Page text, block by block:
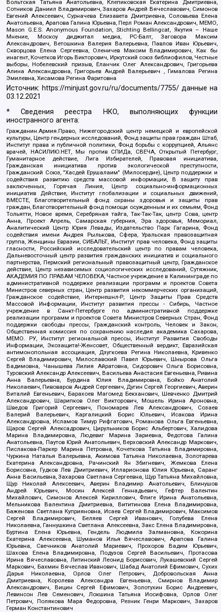
Вольтская Татьяна Анатольевна, Клепиковская Екатерина Дмитриевна,
Сотников Даниил Владимирович, Захаров Андрей Вячеславович, Симонов
Евгений Алексеевич, Сурначева Елизавета Дмитриевна, Соловьева Елена
Анатольевна, Арапова Галина Юрьевна, Перл Роман Александрович, МЕМО,
Mason G.E.S. Anonymous Foundation, Stichting Bellingcat, Якутия – Наше
Мнение, Москоу диджитал медиа, РС-Балт, Заговора Максим
Александрович, Ветошкина Валерия Валерьевна, Павлов Иван Юрьевич,
Скворцова Елена Сергеевна, Оленичев Максим Владимирович, Как бы
инагент, Кочетков Игорь Викторович, Иркутский союз библиофилов, Честные
выборы, Нобелевский призыв, Еланчик Олег Александрович, Григорьева
Алина Александровна, Григорьев Андрей Валерьевич , Гималова Регина
Эмилевна, Хисамова Регина Фаритовна
Источник: https://minjust.gov.ru/ru/documents/7755/ данные на
03.12.2021
* Сведения реестра НКО, выполняющих функции
иностранного агента:
Гражданин.Армия.Право, Нижегородский центр немецкой и европейской
культуры, Центр гендерных исследований, Фонд защиты прав граждан Штаб,
Институт права и публичной политики, Фонд борьбы с коррупцией, Альянс
врачей, НАСИЛИЮ.НЕТ, Мы против СПИДа, СВЕЧА, Открытый Петербург,
Гуманитарное действие, Лига Избирателей, Правовая инициатива,
Гражданская инициатива против экологической преступности,
Гражданский Союз, "Хасдей Ерушалаим" (Милосердие), Центр поддержки и
содействия развитию средств массовой информации, В защиту прав
заключенных, Горячая Линия, Центр социально-информационных
инициатив Действие, Институт глобализации и социальных движений,
ВМЕСТЕ, Благотворительный фонд охраны здоровья и защиты прав
граждан, Благотворительный фонд помощи осужденным и их семьям, Фонд
Тольятти, Новое время, Серебряная тайга, Так-Так-Так, центр Сова, центр
Анна, Проект Апрель, Самарская губерния, Эра здоровья, Мемориал,
Аналитический Центр Юрия Левады, Издательство Парк Гагарина, Фонд
содействия имени Андрея Рылькова, Сфера, Уральская правозащитная
группа, Женщины Евразии, СИБАЛЬТ, Институт прав человека, Фонд защиты
гласности, Российский исследовательский центр по правам человека,
Дальневосточный центр развития гражданских инициатив и социального
партнерства, Пермский региональный правозащитный центр, Гражданское
действие, Центр независимых социологических исследований, Сутяжник,
АКАДЕМИЯ ПО ПРАВАМ ЧЕЛОВЕКА, Частное учреждение в Калининграде по
административной поддержке реализации программ и проектов Совета
Министров северных стран, Центр развития некоммерческих организаций,
Гражданское содействие, Интернешнл-Р, Центр Защиты Прав Средств
Массовой Информации, Институт развития прессы - Сибирь, Частное
учреждение в Санкт-Петербурге по административной поддержке
реализации программ и проектов Совета Министров Северных Стран, Фонд
поддержки свободы прессы, Гражданский контроль, Человек и Закон,
Общественная комиссия по сохранению наследия академика Сахарова,
МЕМО. РУ, Институт региональной прессы, Институт Развития Свободы
Информации, Экозащита!-Женсовет, Общественный вердикт, Евразийская
антимонопольная ассоциация, Дзугкоева Регина Николаевна, Кривенко
Сергей Владимирович, Милославский Павел Юрьевич, Шнырова Ольга
Вадимовна, Чанышева Лилия Айратовна, Сидорович Ольга Борисовна,
Туровский Александр Алексеевич, Васильева Анастасия Евгеньевна, Ривина
Анна Валерьевна, Бурдина Юлия Владимировна, Бойко Анатолий
Николаевич, Пивоваров Андрей Сергеевич, Дугин Сергей Георгиевич, Аверин
Виталий Евгеньевич, Барахоев Магомед Бекханович, Шевченко Дмитрий
Александрович, Шарипков Олег Викторович, Мошель Ирина Ароновна,
Шведов Григорий Сергеевич, Пономарев Лев Александрович, Созаев
Валерий Валерьевич, Каргалицкий Борис Юльевич, Исакова Ирина
Александровна, Исламов Тимур Рифгатович, Романова Ольга Евгеньевна,
Щаров Сергей Алексадрович, Цирульников Борис Альбертович, Халидова
Марина Владимировна, Людевиг Марина Зариевна, Федотова Галина
Анатольевна, Паутов Юрий Анатольевич, Верховский Александр Маркович,
Пислакова-Паркер Марина Петровна, Кочеткова Татьяна Владимировна,
Чуркина Наталья Валерьевна, Акимова Татьяна Николаевна, Золотарева
Екатерина Александровна, Рачинский Ян Збигневич, Жемкова Елена
Борисовна, Гудков Лев Дмитриевич, Илларионова Юлия Юрьевна, Саранг
Анна Васильевна, Захарова Светлана Сергеевна, Щур Татьяна Михайловна,
Щур Николай Алексеевич, Аверин Владимир Анатольевич, Блинушов
Андрей Юрьевич, Мосин Алексей Геннадьевич, Гефтер Валентин
Михайлович, Симонов Алексей Кириллович, Флиге Ирина Анатольевна,
Мельникова Валентина Дмитриевна, Вититинова Елена Владимировна,
Баженова Светлана Куприяновна, Исаев Сергей Владимирович, Максимов
Сергей Владимирович, Беляев Сергей Иванович, Голубева Елена
Николаевна, Ганнушкина Светлана Алексеевна, Закс Елена Владимировна,
Буртина Елена Юрьевна, Гендель Людмила Залмановна, Кокорина
Екатерина Алексеевна, Шуманов Илья Вячеславович, Арапова Галина
Юрьевна, Свечников Анатолий Мариевич, Прохоров Вадим Юрьевич,
Шахова Елена Владимировна, Подузов Сергей Васильевич, Протасова
Ирина Вячеславовна, Литинский Леонид Борисович, Лукашевский Сергей
Маркович, Бахмин Вячеслав Иванович, Шабад Анатолий Ефимович, Сухих
Дарья Николаевна, Орлов Олег Петрович, Добровольская Анна
Дмитриевна, Королева Александра Евгеньевна, Смирнов Владимир
Александрович, Вицин Сергей Ефимович, Золотухин Борис Андреевич,
Левинсон Лев Семенович, Локшина Татьяна Иосифовна, Орлов Олег
Петрович, Полякова Мара Федоровна, Резник Генри Маркович, Захаров
Герман Константинович